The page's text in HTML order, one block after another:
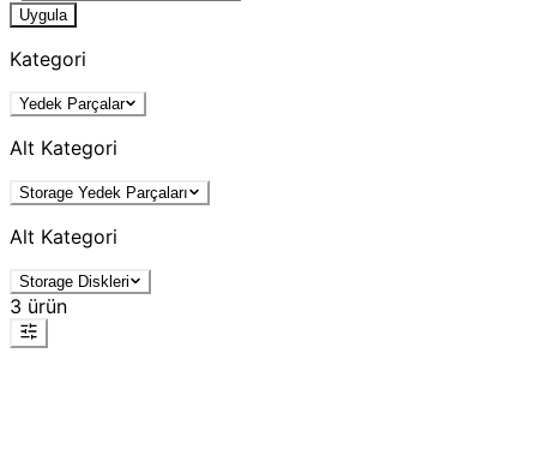
Uygula
Kategori
Yedek Parçalar
Alt Kategori
Storage Yedek Parçaları
Alt Kategori
Storage Diskleri
3 ürün